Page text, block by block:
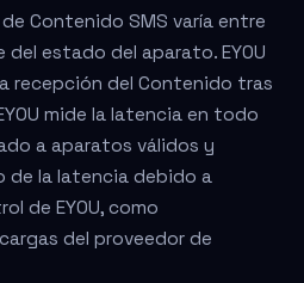
Contenido SMS varía entre
estado del aparato. EYOU
recepción del Contenido tras
mide la latencia en todo
a aparatos válidos y
de la latencia debido a
de EYOU, como
del proveedor de